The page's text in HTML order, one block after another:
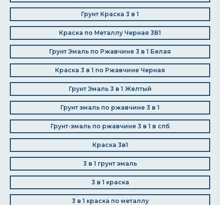
Грунт Краска 3 в 1
Краска по Металлу Черная 3В1
Грунт Эмаль по Ржавчине 3 в 1 Белая
Краска 3 в 1 по Ржавчине Черная
Грунт Эмаль 3 в 1 Желтый
Грунт эмаль по ржавчине 3 в 1
Грунт-эмаль по ржавчине 3 в 1 в спб
Краска 3в1
3 в 1 грунт эмаль
3 в 1 краска
3 в 1 краска по металлу